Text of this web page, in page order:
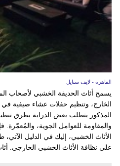
القاهرة - لايف ستايل
يسمح أثاث الحديقة الخشبي لأصحاب
الخارج، وتنظيم حفلات عشاء صيفية في
المذكور يتطلب بعض الدراية بطرق تنظيف
والمقاومة للعوامل الجوية، والمُعمّرة.
الأثاث الخشبي، إليك في الدليل
على نظافة الأثاث الخشبي الخارجي.